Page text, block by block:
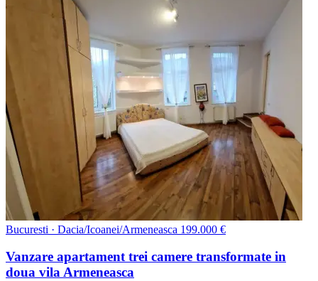
Bucuresti · Dacia/Icoanei/Armeneasca 199.000 €
Vanzare apartament trei camere transformate in
doua vila Armeneasca